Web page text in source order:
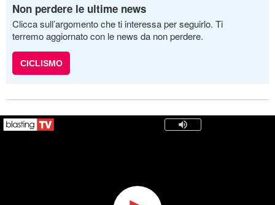
Non perdere le ultime news
Clicca sull’argomento che ti interessa per seguirlo. Ti
terremo aggiornato con le news da non perdere.
CICLISMO